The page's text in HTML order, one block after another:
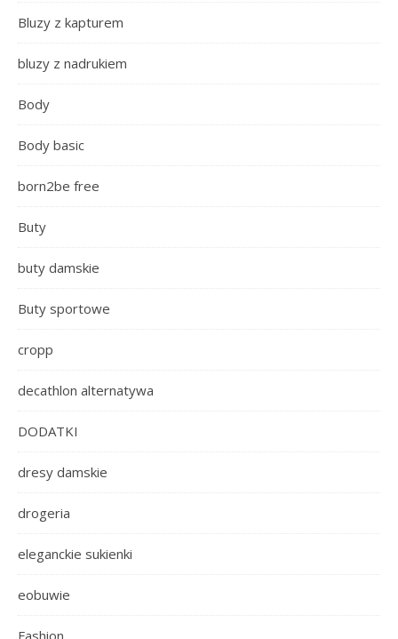
Bluzy z kapturem
bluzy z nadrukiem
Body
Body basic
born2be free
Buty
buty damskie
Buty sportowe
cropp
decathlon alternatywa
DODATKI
dresy damskie
drogeria
eleganckie sukienki
eobuwie